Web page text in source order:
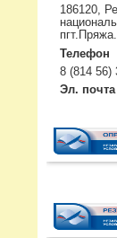
186120,
Телефон
8 (814 56)
Эл. почта